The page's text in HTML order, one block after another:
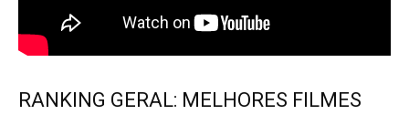
RANKING GERAL: MELHORES FILMES